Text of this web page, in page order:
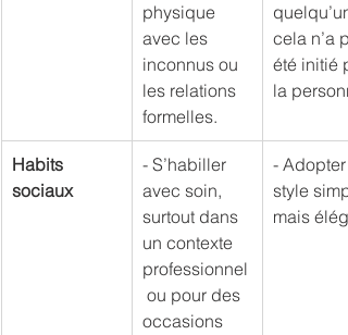
physique
avec les
inconnus ou
les relations
formelles.
cela n’a
été initié
la
Habits
sociaux
- S’habiller
avec soin,
surtout dans
un contexte
professionnel
ou pour des
occasions
- Adopter
style
mais